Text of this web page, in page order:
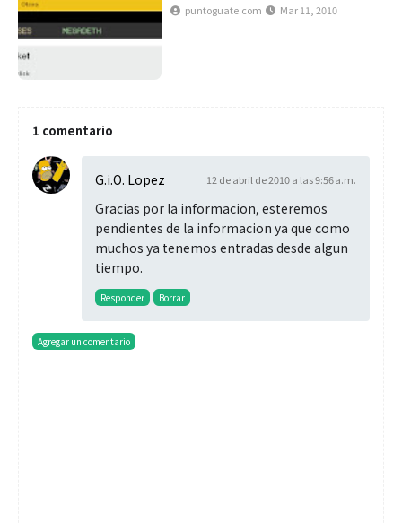
puntoguate.com Mar 11, 2010
1 comentario
G.i.O. Lopez 12 de abril de 2010 a las 9:56 a.m.
Gracias por la informacion, esteremos
pendientes de la informacion ya que como
muchos ya tenemos entradas desde algun
tiempo.
Responder Borrar
Agregar un comentario